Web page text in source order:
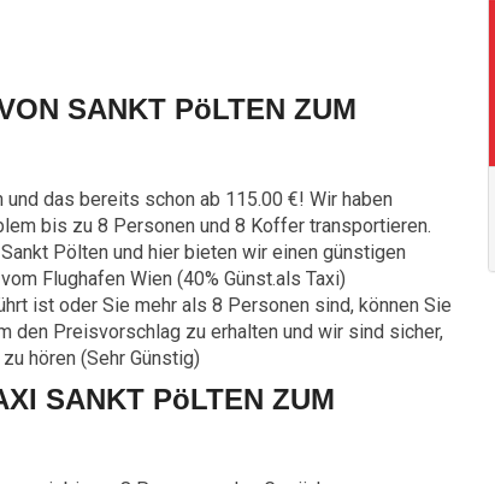
SANKT PöLTEN ZUM
das bereits schon ab 115.00 €! Wir haben
bis zu 8 Personen und 8 Koffer transportieren.
Pölten und hier bieten wir einen günstigen
Flughafen Wien (40% Günst.als Taxi)
ist oder Sie mehr als 8 Personen sind, können Sie
den Preisvorschlag zu erhalten und wir sind sicher,
hören (Sehr Günstig)
SANKT PöLTEN ZUM